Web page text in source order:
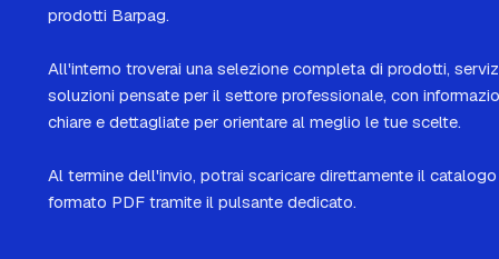
prodotti Barpag.
All'interno troverai una selezione completa di prodotti,
soluzioni pensate per il settore professionale, con
chiare e dettagliate per orientare al meglio le tue scelte.
Al termine dell'invio, potrai scaricare direttamente il catalogo
formato PDF tramite il pulsante dedicato.